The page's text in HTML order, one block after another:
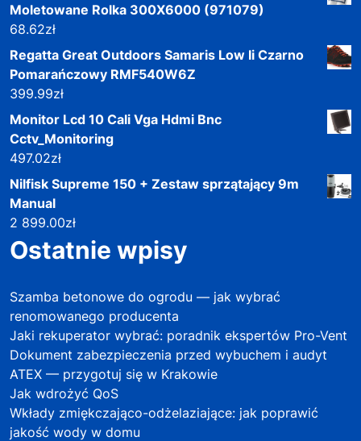
Moletowane Rolka 300X6000 (971079)
68.62zł
Regatta Great Outdoors Samaris Low Ii Czarno
Pomarańczowy RMF540W6Z
399.99zł
Monitor Lcd 10 Cali Vga Hdmi Bnc
Cctv_Monitoring
497.02zł
Nilfisk Supreme 150 + Zestaw sprzątający 9m
Manual
2 899.00zł
Ostatnie wpisy
Szamba betonowe do ogrodu — jak wybrać
renomowanego producenta
Jaki rekuperator wybrać: poradnik ekspertów Pro-Vent
Dokument zabezpieczenia przed wybuchem i audyt
ATEX — przygotuj się w Krakowie
Jak wdrożyć QoS
Wkłady zmiękczająco-odżelaziające: jak poprawić
jakość wody w domu